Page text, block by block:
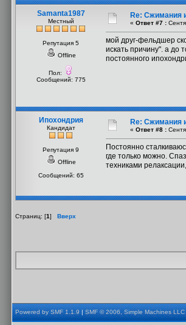
Samanta1987
Местный
Репутация 5
Offline
Пол:
Сообщений: 775
Re: Сжимания
« Ответ #7 :
мой друг-фельдшер
искать причину". а до
постоянного
Ипохондрия
Кандидат
Репутация 9
Offline
Сообщений: 65
Re: Сжимания
« Ответ #8 :
Постоянно
где только можно.
техниками
Страниц: [1] Вверх
Powered by SMF 1.1.9|SMF © 2006, Simple Machines LLC